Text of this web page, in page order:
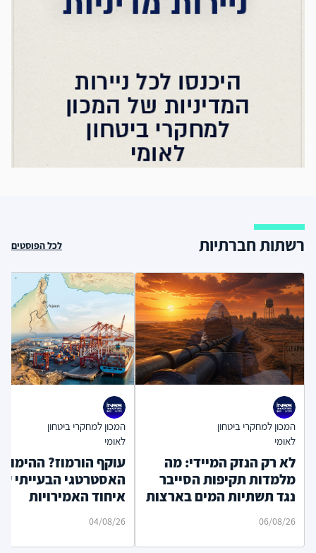
רשתות חברתיות לכל הפוסטים
המכון למחקרי ביטחון
לאומי
לא רק הנזק המיידי: מה
מלמדות תקיפות הסייבר
נגד תשתיות המים בארצות
הברית?
06/08/26
המכון למחקרי ביטחון
לאומי
עוקף הורמוז? ההימור
האסטרטגי הבעייתי
איחוד האמירויות
04/08/26